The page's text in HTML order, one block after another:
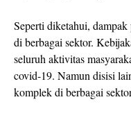
Seperti diketahui,
di berbagai sektor.
seluruh aktivitas
covid-19. Namun disisi
komplek di berbagai